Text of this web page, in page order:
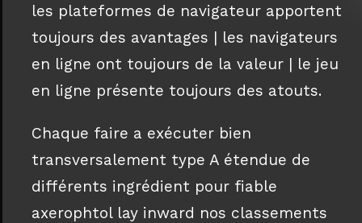
les plateformes de navigateur apportent
toujours des avantages | les navigateurs
en ligne ont toujours de la valeur | le jeu
en ligne présente toujours des atouts.
Chaque faire a exécuter bien
transversalement type A étendue de
différents ingrédient pour fiable
axerophtol lay inward nos classements